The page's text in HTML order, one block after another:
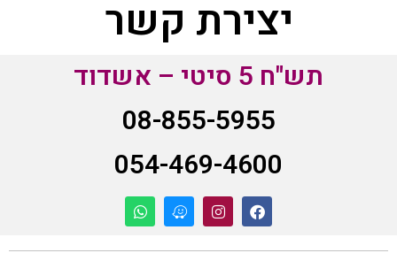
יצירת קשר
תש"ח 5 סיטי – אשדוד
08-855-5955
054-469-4600